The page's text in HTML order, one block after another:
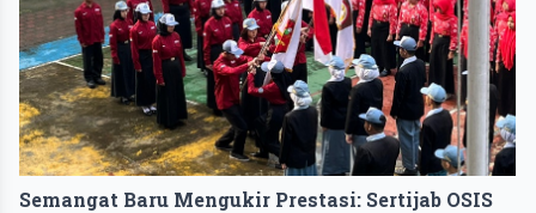
Semangat Baru Mengukir Prestasi: Sertijab OSIS